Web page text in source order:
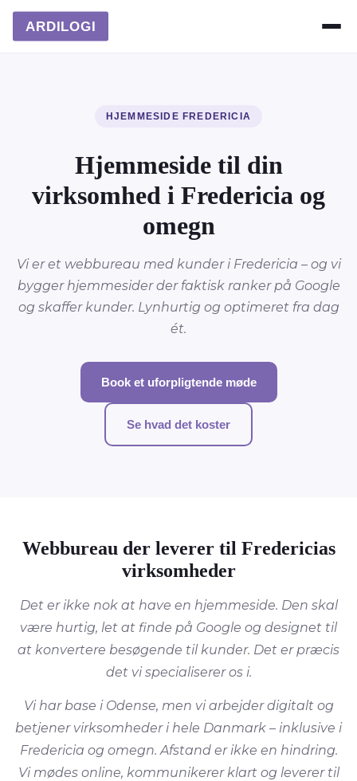
ARDILOGI
HJEMMESIDE FREDERICIA
Hjemmeside til din
virksomhed i Fredericia og
omegn
Vi er et webbureau med kunder i Fredericia – og vi
bygger hjemmesider der faktisk ranker på Google
og skaffer kunder. Lynhurtig og optimeret fra dag
ét.
Book et uforpligtende møde
Se hvad det koster
Webbureau der leverer til Fredericias
virksomheder
Det er ikke nok at have en hjemmeside. Den skal
være hurtig, let at finde på Google og designet til
at konvertere besøgende til kunder. Det er præcis
det vi specialiserer os i.
Vi har base i Odense, men vi arbejder digitalt og
betjener virksomheder i hele Danmark – inklusive i
Fredericia og omegn. Afstand er ikke en hindring.
Vi mødes online, kommunikerer klart og leverer til